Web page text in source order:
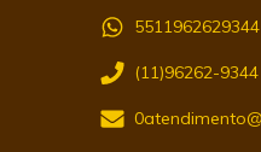
5511962629344
(11)96262-9344